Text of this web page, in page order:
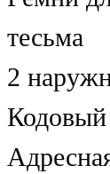
тесьма
2